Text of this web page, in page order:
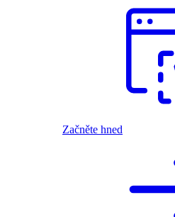
Začněte hned